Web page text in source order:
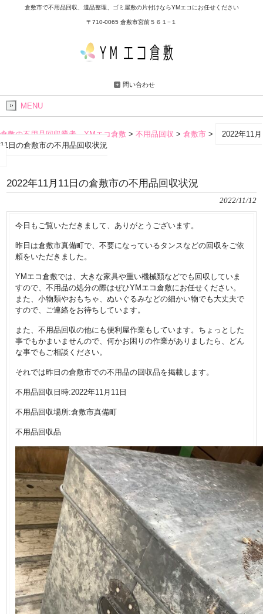
倉敷市で不用品回収、遺品整理、ゴミ屋敷の片付けならYMエコにお任せください
〒710-0065 倉敷市宮前５６１−１
問い合わせ
MENU
倉敷の不用品回収業者 YMエコ倉敷 > 不用品回収 > 倉敷市 >
2022年11月
11日の倉敷市の不用品回収状況
2022年11月11日の倉敷市の不用品回収状況
2022/11/12
今日もご覧いただきまして、ありがとうございます。
昨日は倉敷市真備町で、不要になっているタンスなどの回収をご依
頼をいただきました。
YMエコ倉敷では、大きな家具や重い機械類などでも回収していま
すので、不用品の処分の際はぜひYMエコ倉敷にお任せください。
また、小物類やおもちゃ、ぬいぐるみなどの細かい物でも大丈夫で
すので、ご連絡をお待ちしています。
また、不用品回収の他にも便利屋作業もしています。ちょっとした
事でもかまいませんので、何かお困りの作業がありましたら、どん
な事でもご相談ください。
それでは昨日の倉敷市での不用品の回収品を掲載します。
不用品回収日時:2022年11月11日
不用品回収場所:倉敷市真備町
不用品回収品